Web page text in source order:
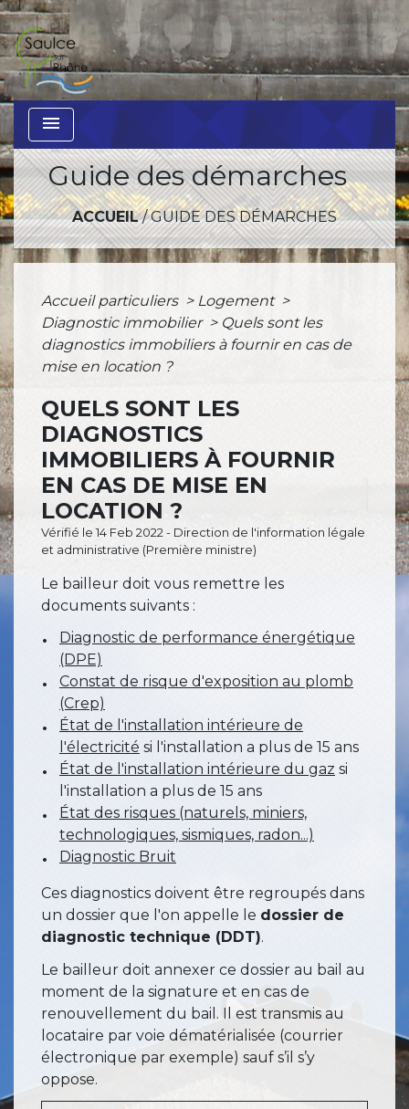
menu
Guide des démarches
ACCUEIL/GUIDE DES DÉMARCHES
Accueil particuliers > Logement >
Diagnostic immobilier > Quels sont les
diagnostics immobiliers à fournir en cas de
mise en location ?
QUELS SONT LES
DIAGNOSTICS
IMMOBILIERS À FOURNIR
EN CAS DE MISE EN
LOCATION ?
Vérifié le 14 Feb 2022 - Direction de l'information légale
et administrative (Première ministre)
Le bailleur doit vous remettre les
documents suivants :
Diagnostic de performance énergétique
(DPE)
Constat de risque d'exposition au plomb
(Crep)
État de l'installation intérieure de
l'électricité si l'installation a plus de 15 ans
État de l'installation intérieure du gaz si
l'installation a plus de 15 ans
État des risques (naturels, miniers,
technologiques, sismiques, radon...)
Diagnostic Bruit
Ces diagnostics doivent être regroupés dans
un dossier que l'on appelle le dossier de
diagnostic technique (DDT).
Le bailleur doit annexer ce dossier au bail au
moment de la signature et en cas de
renouvellement du bail. Il est transmis au
locataire par voie dématérialisée (courrier
électronique par exemple) sauf s’il s’y
oppose.